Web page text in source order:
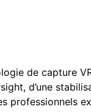
de capture
d’une
professionnels